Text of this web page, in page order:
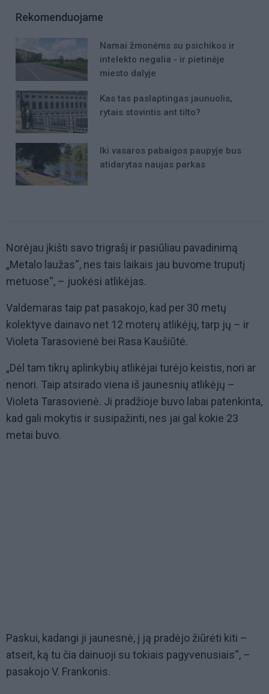
Rekomenduojame
Namai žmonėms su psichikos ir
intelekto negalia - ir pietinėje
miesto dalyje
Kas tas paslaptingas jaunuolis,
rytais stovintis ant tilto?
Iki vasaros pabaigos paupyje bus
atidarytas naujas parkas
Norėjau įkišti savo trigrašį ir pasiūliau pavadinimą
„Metalo laužas“, nes tais laikais jau buvome truputį
metuose“, – juokėsi atlikėjas.
Valdemaras taip pat pasakojo, kad per 30 metų
kolektyve dainavo net 12 moterų atlikėjų, tarp jų – ir
Violeta Tarasovienė bei Rasa Kaušiūtė.
„Dėl tam tikrų aplinkybių atlikėjai turėjo keistis, nori ar
nenori. Taip atsirado viena iš jaunesnių atlikėjų –
Violeta Tarasovienė. Ji pradžioje buvo labai patenkinta,
kad gali mokytis ir susipažinti, nes jai gal kokie 23
metai buvo.
Paskui, kadangi ji jaunesnė, į ją pradėjo žiūrėti kiti –
atseit, ką tu čia dainuoji su tokiais pagyvenusiais“, –
pasakojo V. Frankonis.